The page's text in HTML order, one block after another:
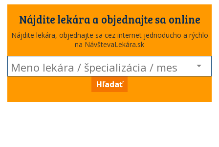
Nájdite lekára a objednajte sa online
Nájdite lekára, objednajte sa cez internet jednoducho a rýchlo
na NávštevaLekára.sk
Hľadať